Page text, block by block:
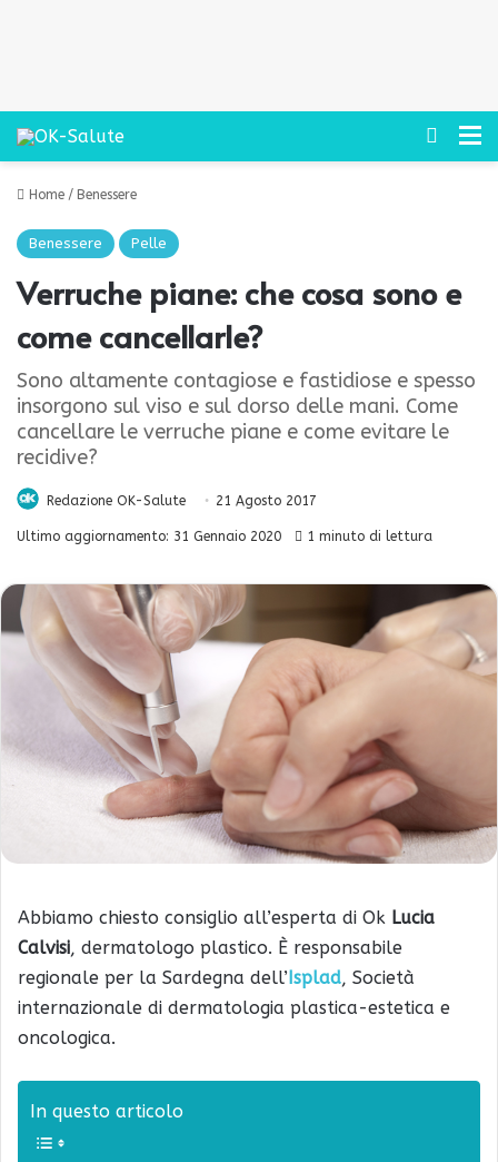
Cerca
Home / Benessere
Benessere Pelle
Verruche piane: che cosa sono e
come cancellarle?
Sono altamente contagiose e fastidiose e spesso
insorgono sul viso e sul dorso delle mani. Come
cancellare le verruche piane e come evitare le
recidive?
Redazione OK-Salute 21 Agosto 2017
Ultimo aggiornamento: 31 Gennaio 2020 1 minuto di lettura
Abbiamo chiesto consiglio all’esperta di Ok Lucia
Calvisi, dermatologo plastico. È responsabile
regionale per la Sardegna dell’Isplad, Società
internazionale di dermatologia plastica-estetica e
oncologica.
In questo articolo